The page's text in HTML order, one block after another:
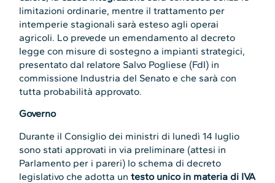
limitazioni ordinarie, mentre il trattamento per
intemperie stagionali sarà esteso agli operai
agricoli. Lo prevede un emendamento al decreto
legge con misure di sostegno a impianti strategici,
presentato dal relatore Salvo Pogliese (FdI) in
commissione Industria del Senato e che sarà con
tutta probabilità approvato.
Governo
Durante il Consiglio dei ministri di lunedì 14 luglio
sono stati approvati in via preliminare (attesi in
Parlamento per i pareri) lo schema di decreto
legislativo che adotta untesto unico in materia di IVA